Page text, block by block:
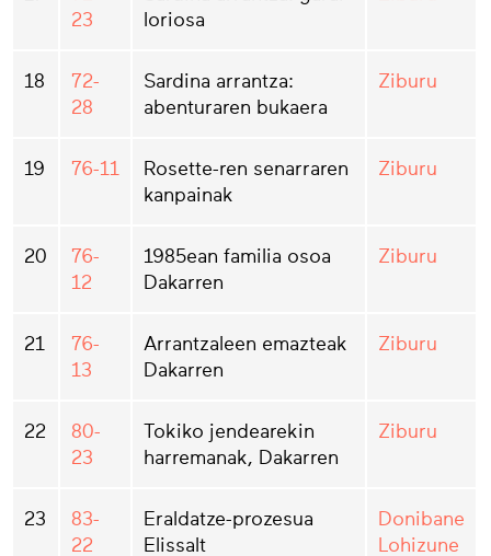
23
loriosa
18
72-
28
Sardina arrantza:
abenturaren bukaera
Ziburu
19 76-11
Rosette-ren senarraren
kanpainak
Ziburu
20
76-
12
1985ean familia osoa
Dakarren
Ziburu
21
76-
13
Arrantzaleen emazteak
Dakarren
Ziburu
22
80-
23
Tokiko jendearekin
harremanak, Dakarren
Ziburu
23
83-
22
Eraldatze-prozesua
Elissalt
Donibane
Lohizune